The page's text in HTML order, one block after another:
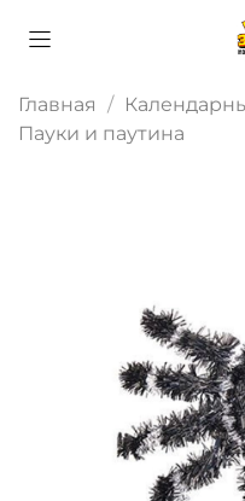
Главная
Пауки и паутина